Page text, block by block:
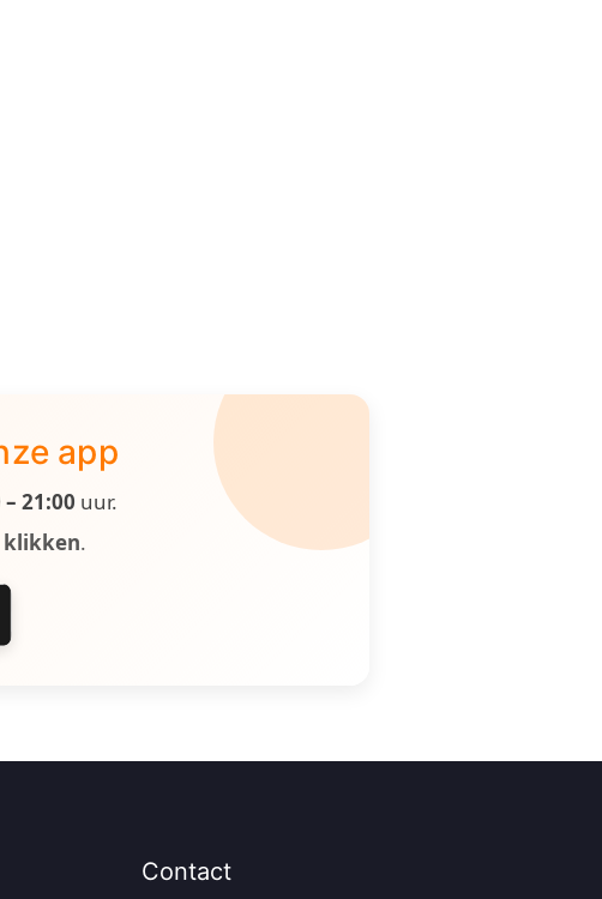
app
21:00 uur.
klikken.
Contact